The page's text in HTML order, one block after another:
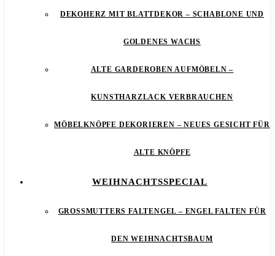
DEKOHERZ MIT BLATTDEKOR – SCHABLONE UND
GOLDENES WACHS
ALTE GARDEROBEN AUFMÖBELN –
KUNSTHARZLACK VERBRAUCHEN
MÖBELKNÖPFE DEKORIEREN – NEUES GESICHT FÜR
ALTE KNÖPFE
WEIHNACHTSSPECIAL
GROSSMUTTERS FALTENGEL – ENGEL FALTEN FÜR D
EN WEIHNACHTSBAUM